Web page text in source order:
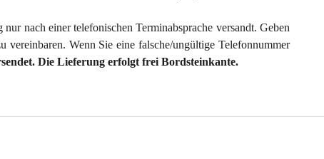
nach einer telefonischen Terminabsprache versandt. Geben
Wenn Sie eine falsche/ungültige Telefonnummer
Die Lieferung erfolgt frei Bordsteinkante.